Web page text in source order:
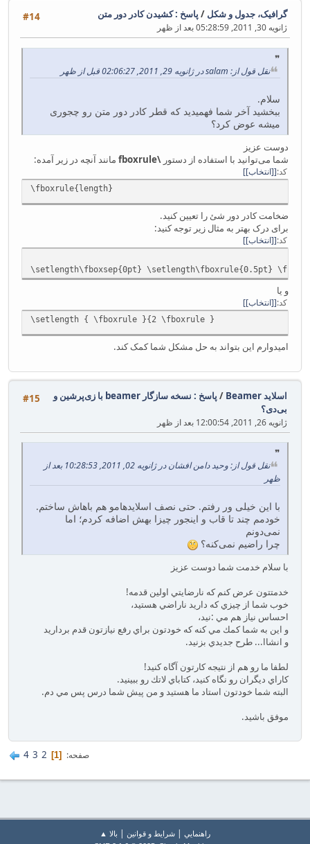
#14 گرافیک، جدول و شکل / پاسخ : کشیدن کادر دور متن
ژانویه 30, 2011, 05:28:59 بعد از ظهر
نقل قول از: salam در ژانویه 29, 2011, 02:06:27 قبل از ظهر
سلام.
ببخشید آخر شما فهمیدید که قطر کادر دور متن رو چجوری
میشه عوض کرد؟
دوست عزیز
شما می‌توانید با استفاده از دستور \fboxrule مانند آنچه در زیر آمده:
کد [انتخاب]
\fboxrule{length}
ضخامت کادر دور شئ را تعیین کنید.
برای درک بهتر به مثال زیر توجه کنید:
کد [انتخاب]
\setlength\fboxsep{0pt} \setlength\fboxrule{0.5pt}
و یا
کد [انتخاب]
\setlength { \fboxrule }{2 \fboxrule }
امیدوارم این بتواند به حل مشکل شما کمک کند.
#15 اسلاید Beamer /
پاسخ : نسخه سازگار beamer با زی‌پرشین و
بی‌دی؟
ژانویه 26, 2011, 12:00:54 بعد از ظهر
نقل قول از: وحید دامن افشان در ژانویه 02, 2011, 10:28:53 بعد از
ظهر
با این خیلی ور رفتم. حتی نصف اسلایدهامو هم باهاش ساختم.
خودمم چند تا قاب و اینجور چیزا بهش اضافه کردم؛ اما
نمی‌دونم
چرا راضیم نمی‌کنه؟
با سلام خدمت شما دوست عزيز
خدمتتون عرض كنم كه نارضايتي اولين قدمه!
خوب شما از چيزي كه داريد ناراضي هستيد،
احساس نياز هم مي :نيد،
و اين به شما كمك مي كنه كه خودتون براي رفع نيازتون قدم برداريد
و انشاا... طرح جديدي بزنيد.
لطفا ما رو هم از نتيجه كارتون آگاه كنيد!
كاراي ديگران رو نگاه كنيد، كتاباي لاتك رو ببينيد.
البته شما خودتون استاد ما هستيد و من پيش شما درس پس مي دم.
موفق باشيد.
صفحه 1
2
3
4
راهنمايي | شرایط و قوانین | بالا ▲